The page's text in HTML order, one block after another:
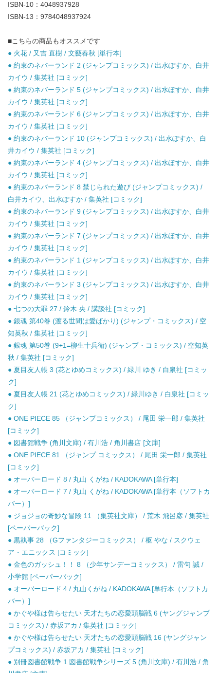
ISBN-10：4048937928
ISBN-13：9784048937924
■こちらの商品もオススメです
● 火花 / 又吉 直樹 / 文藝春秋 [単行本]
● 約束のネバーランド 2 (ジャンプコミックス) / 出水ぽすか、白井
カイウ / 集英社 [コミック]
● 約束のネバーランド 5 (ジャンプコミックス) / 出水ぽすか、白井
カイウ / 集英社 [コミック]
● 約束のネバーランド 6 (ジャンプコミックス) / 出水ぽすか、白井
カイウ / 集英社 [コミック]
● 約束のネバーランド 10 (ジャンプコミックス) / 出水ぽすか、白
井カイウ / 集英社 [コミック]
● 約束のネバーランド 4 (ジャンプコミックス) / 出水ぽすか、白井
カイウ / 集英社 [コミック]
● 約束のネバーランド 8 禁じられた遊び (ジャンプコミックス) /
白井カイウ、出水ぽすか / 集英社 [コミック]
● 約束のネバーランド 9 (ジャンプコミックス) / 出水ぽすか、白井
カイウ / 集英社 [コミック]
● 約束のネバーランド 7 (ジャンプコミックス) / 出水ぽすか、白井
カイウ / 集英社 [コミック]
● 約束のネバーランド 1 (ジャンプコミックス) / 出水ぽすか、白井
カイウ / 集英社 [コミック]
● 約束のネバーランド 3 (ジャンプコミックス) / 出水ぽすか、白井
カイウ / 集英社 [コミック]
● 七つの大罪 27 / 鈴木 央 / 講談社 [コミック]
● 銀魂 第40巻 (渡る世間は愛ばかり) (ジャンプ・コミックス) / 空
知英秋 / 集英社 [コミック]
● 銀魂 第50巻 (9+1=柳生十兵衛) (ジャンプ・コミックス) / 空知英
秋 / 集英社 [コミック]
● 夏目友人帳 3 (花とゆめコミックス) / 緑川 ゆき / 白泉社 [コミッ
ク]
● 夏目友人帳 21 (花とゆめコミックス) / 緑川ゆき / 白泉社 [コミッ
ク]
● ONE PIECE 85 （ジャンプコミックス） / 尾田 栄一郎 / 集英社
[コミック]
● 図書館戦争 (角川文庫) / 有川浩 / 角川書店 [文庫]
● ONE PIECE 81 （ジャンプ コミックス） / 尾田 栄一郎 / 集英社
[コミック]
● オーバーロード 8 / 丸山 くがね / KADOKAWA [単行本]
● オーバーロード 7 / 丸山 くがね / KADOKAWA [単行本（ソフトカ
バー）]
● ジョジョの奇妙な冒険 11 （集英社文庫） / 荒木 飛呂彦 / 集英社
[ペーパーバック]
● 黒執事 28 （Gファンタジーコミックス） / 枢 やな / スクウェ
ア・エニックス [コミック]
● 金色のガッシュ！！ 8 （少年サンデーコミックス） / 雷句 誠 /
小学館 [ペーパーバック]
● オーバーロード 4 / 丸山くがね / KADOKAWA [単行本（ソフトカ
バー）]
● かぐや様は告らせたい 天才たちの恋愛頭脳戦 6 (ヤングジャンプ
コミックス) / 赤坂アカ / 集英社 [コミック]
● かぐや様は告らせたい 天才たちの恋愛頭脳戦 16 (ヤングジャン
プコミックス) / 赤坂アカ / 集英社 [コミック]
● 別冊図書館戦争 1 図書館戦争シリーズ 5 (角川文庫) / 有川浩 / 角